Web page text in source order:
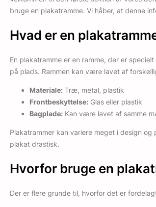
bruge en plakatramme. Vi håber, at denne
Hvad er en
En plakatramme er en ramme, der er
på plads. Rammen kan være lavet af
Materiale: Træ, metal, plastik
Frontbeskyttelse: Glas eller plastik
Bagplade: Kan være lavet af samme
Plakatrammer kan variere meget i design
plakat drastisk.
Hvorfor bruge en
Der er flere grunde til, hvorfor det er